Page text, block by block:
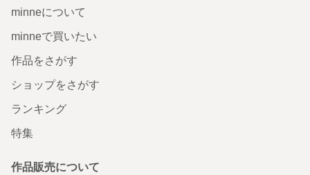
minneについて
minneで買いたい
作品をさがす
ショップをさがす
ランキング
特集
作品販売について